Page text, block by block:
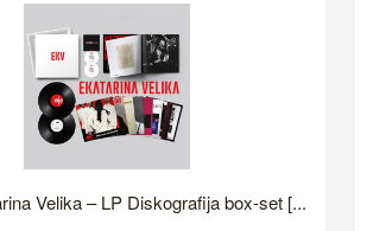
Velika – LP Diskografija box-set [...